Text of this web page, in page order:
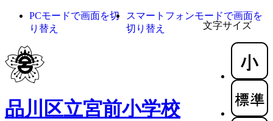
文字サイズ
PCモードで画面を切
り替え
スマートフォンモードで画面を
切り替え
品川区立宮前小学校